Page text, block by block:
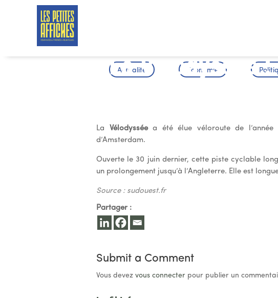
Actualité Économie
La Vélodyssée
La Vélodysséea été élue véloroute de
d’Amsterdam.
Ouverte le 30 juin dernier, cette piste cyclable
un prolongement jusqu’à l’Angleterre. Elle est
Source : sudouest.fr
Partager :
Submit a Comment
Vous devezvous connecter pour publier un